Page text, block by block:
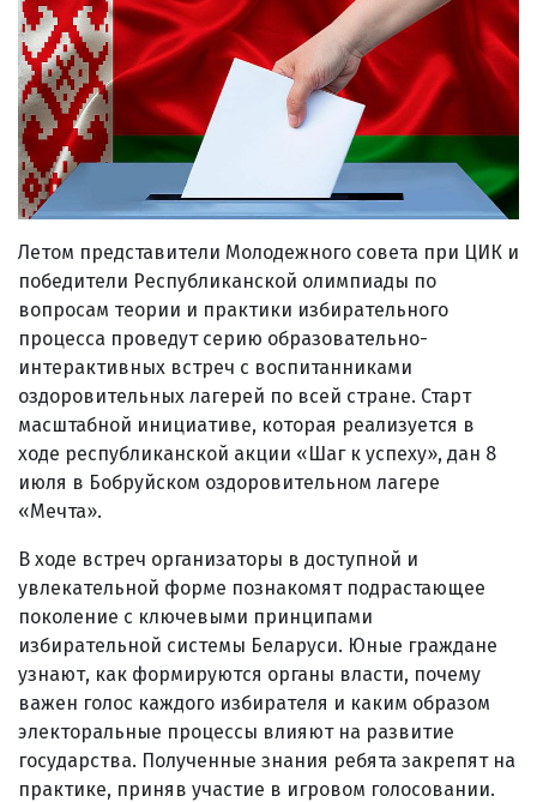
Летом представители Молодежного совета при ЦИК и
победители Республиканской олимпиады по
вопросам теории и практики избирательного
процесса проведут серию образовательно-
интерактивных встреч с воспитанниками
оздоровительных лагерей по всей стране. Старт
масштабной инициативе, которая реализуется в
ходе республиканской акции «Шаг к успеху», дан 8
июля в Бобруйском оздоровительном лагере
«Мечта».
В ходе встреч организаторы в доступной и
увлекательной форме познакомят подрастающее
поколение с ключевыми принципами
избирательной системы Беларуси. Юные граждане
узнают, как формируются органы власти, почему
важен голос каждого избирателя и каким образом
электоральные процессы влияют на развитие
государства. Полученные знания ребята закрепят на
практике, приняв участие в игровом голосовании.